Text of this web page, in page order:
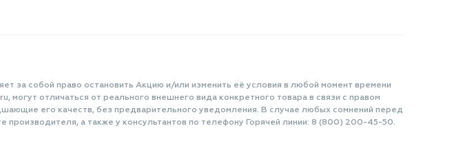
за собой право остановить Акцию и/или изменить её условия в любой момент времени
отличаться от реального внешнего вида конкретного товара в связи с правом
его качеств, без предварительного уведомления. В случае любых сомнений перед
производителя, а также у консультантов по телефону Горячей линии: 8 (800) 200-45-50.